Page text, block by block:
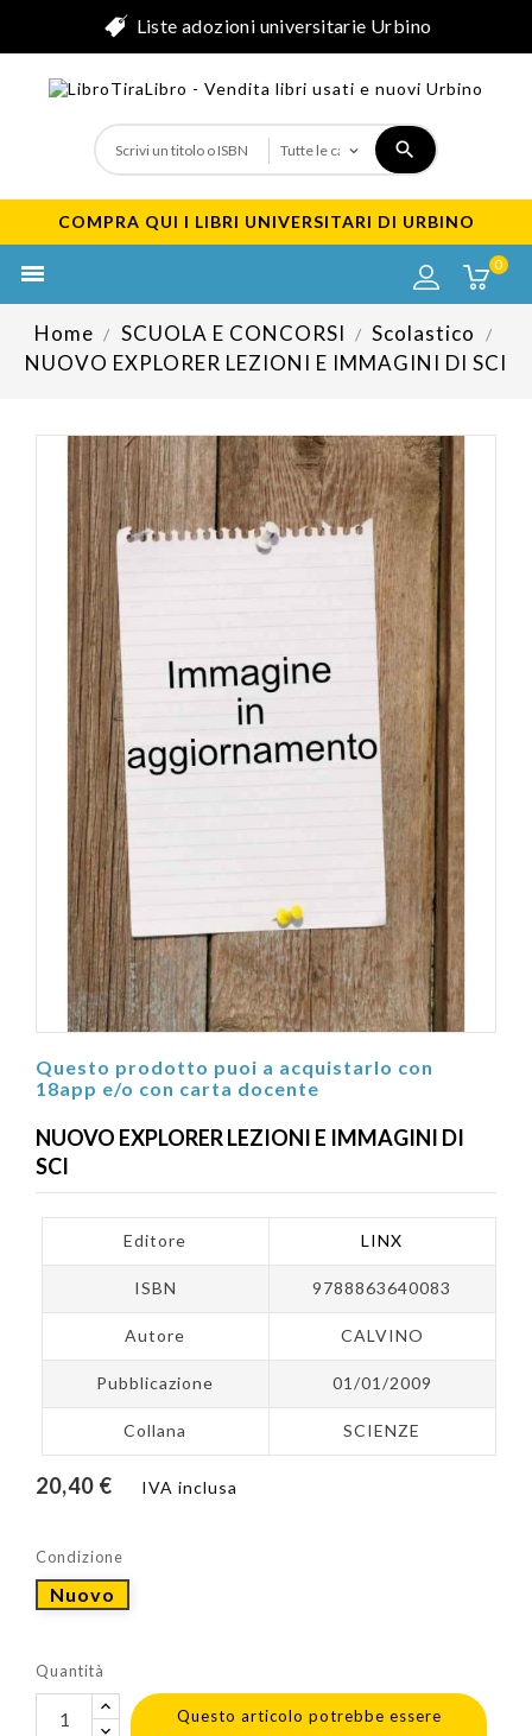
Liste adozioni universitarie Urbino
COMPRA QUI I LIBRI UNIVERSITARI DI URBINO
 0
Home SCUOLA E CONCORSI
Scolastico
NUOVO EXPLORER LEZIONI E IMMAGINI DI SCI
Questo prodotto puoi a acquistarlo con
18app e/o con carta docente
NUOVO EXPLORER LEZIONI E IMMAGINI DI
SCI
Editore LINX
ISBN 9788863640083
Autore CALVINO
Pubblicazione 01/01/2009
Collana SCIENZE
20,40 € IVA inclusa
Condizione
Nuovo
Quantità
Questo articolo potrebbe essere